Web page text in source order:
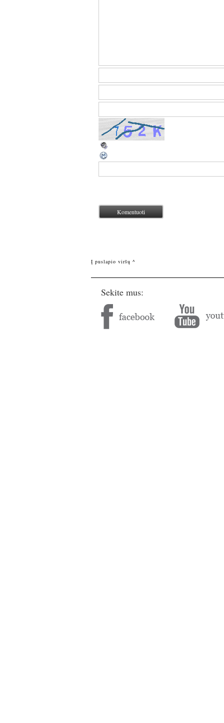
Į puslapio viršų ^
Sekite mus: